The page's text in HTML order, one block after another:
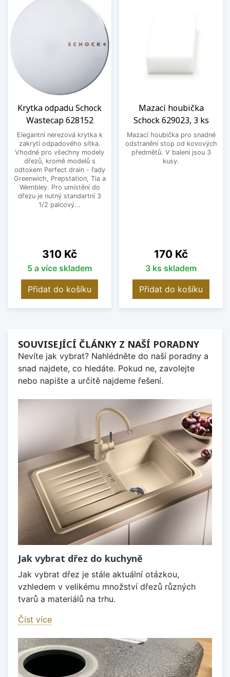
Krytka odpadu Schock
Wastecap 628152
Elegantní nerezová krytka k
zakrytí odpadového sítka.
Vhodné pro všechny modely
dřezů, kromě modelů s
odtokem Perfect drain - řady
Greenwich, Prepstation, Tia a
Wembley. Pro umístění do
dřezu je nutný standartní 3
1/2 palcový...
Cena
310 Kč
5 a více skladem
Přidat do košíku
Mazací houbička
Schock 629023, 3 ks
Mazací houbička pro snadné
odstranění stop od kovových
předmětů. V balení jsou 3
kusy.
Cena
170 Kč
3 ks skladem
Přidat do košíku
SOUVISEJÍCÍ ČLÁNKY Z NAŠÍ PORADNY
Nevíte jak vybrat? Nahlédněte do naší poradny a
snad najdete, co hledáte. Pokud ne, zavolejte
nebo napište a určitě najdeme řešení.
Jak vybrat dřez do kuchyně
Jak vybrat dřez je stále aktuální otázkou,
vzhledem v velikému množství dřezů různých
tvarů a materiálů na trhu.
Číst více